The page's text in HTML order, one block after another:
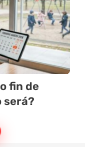
fin de
será?